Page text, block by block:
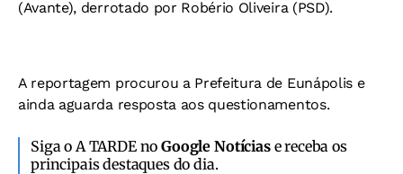
(Avante), derrotado por Robério Oliveira (PSD).
A reportagem procurou a Prefeitura de Eunápolis e
ainda aguarda resposta aos questionamentos.
Siga o A TARDE noGoogle Notíciase receba os
principais destaques do dia.